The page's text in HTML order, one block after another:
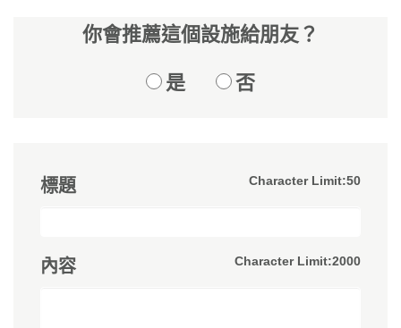
你會推薦這個設施給朋友？
是 否
標題 Character Limit:50
內容 Character Limit:2000